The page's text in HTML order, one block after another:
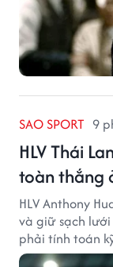
SAO SPORT 9
HLV Thái
toàn thắng
HLV Anthony
và giữ sạch
phải tính toán
2026.